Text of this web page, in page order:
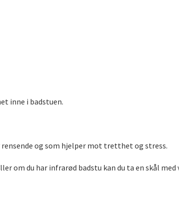
inne i badstuen.
og som hjelper mot tretthet og stress.
om du har infrarød badstu kan du ta en skål